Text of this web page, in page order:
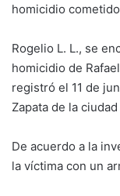
homicidio
Rogelio L. L., se
homicidio de
registró el 11 de
Zapata de la
De acuerdo a la
la víctima con un